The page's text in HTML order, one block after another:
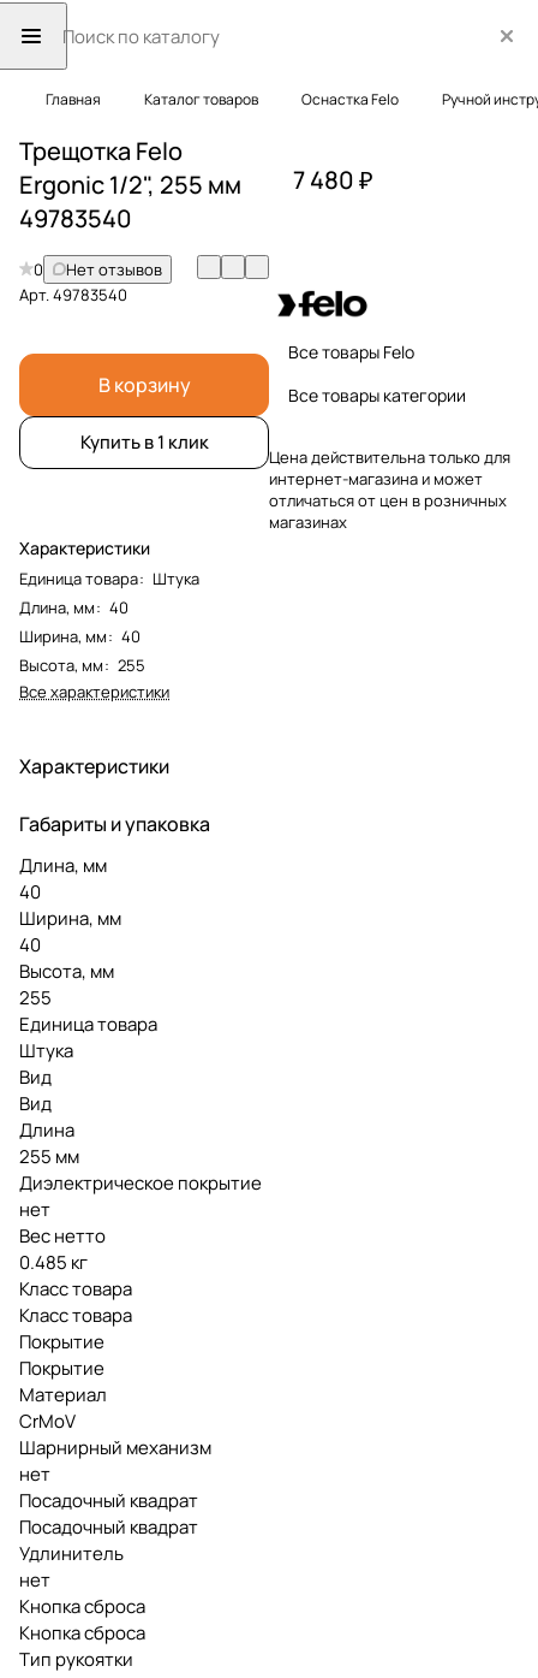
Главная Каталог товаров Оснастка Felo Ручной
Трещотка Felo
Ergonic 1/2", 255 мм
49783540
0
Нет отзывов
Арт.49783540
В корзину
Купить в 1 клик
Характеристики
Единица товара: Штука
Длина, мм: 40
Ширина, мм: 40
Высота, мм: 255
Все характеристики
7 480 ₽
Все товары Felo
Все товары категории
Цена действительна только для
интернет-магазина и может
отличаться от цен в розничных
магазинах
Характеристики
Габариты и упаковка
Длина, мм
40
Ширина, мм
40
Высота, мм
255
Единица товара
Штука
Вид
Вид
Длина
255 мм
Диэлектрическое покрытие
нет
Вес нетто
0.485 кг
Класс товара
Класс товара
Покрытие
Покрытие
Материал
CrMoV
Шарнирный механизм
нет
Посадочный квадрат
Посадочный квадрат
Удлинитель
нет
Кнопка сброса
Кнопка сброса
Тип рукоятки